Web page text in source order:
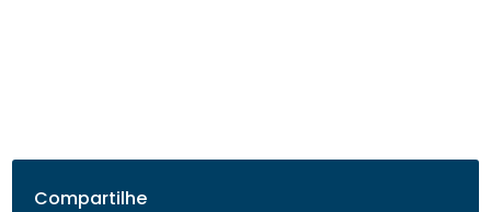
Compartilhe